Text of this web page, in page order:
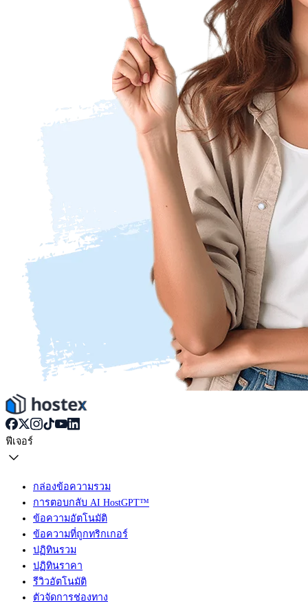
ฟีเจอร์
กล่องข้อความรวม
การตอบกลับ AI HostGPT™
ข้อความอัตโนมัติ
ข้อความที่ถูกทริกเกอร์
ปฏิทินรวม
ปฏิทินราคา
รีวิวอัตโนมัติ
ตัวจัดการช่องทาง